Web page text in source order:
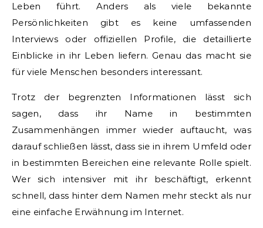
Leben führt. Anders als viele bekannte
Persönlichkeiten gibt es keine umfassenden
Interviews oder offiziellen Profile, die detaillierte
Einblicke in ihr Leben liefern. Genau das macht sie
für viele Menschen besonders interessant.
Trotz der begrenzten Informationen lässt sich
sagen, dass ihr Name in bestimmten
Zusammenhängen immer wieder auftaucht, was
darauf schließen lässt, dass sie in ihrem Umfeld oder
in bestimmten Bereichen eine relevante Rolle spielt.
Wer sich intensiver mit ihr beschäftigt, erkennt
schnell, dass hinter dem Namen mehr steckt als nur
eine einfache Erwähnung im Internet.